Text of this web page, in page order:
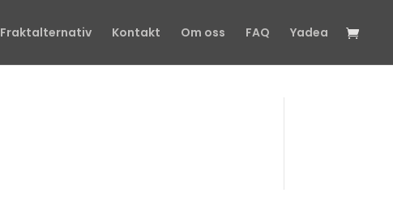
Fraktalternativ Kontakt Om oss FAQ Yadea